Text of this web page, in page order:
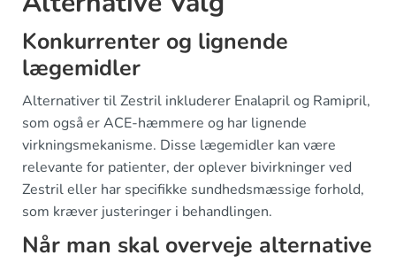
Konkurrenter og lignende
lægemidler
Alternativer til Zestril inkluderer Enalapril og Ramipril,
som også er ACE-hæmmere og har lignende
virkningsmekanisme. Disse lægemidler kan være
relevante for patienter, der oplever bivirkninger ved
Zestril eller har specifikke sundhedsmæssige forhold,
som kræver justeringer i behandlingen.
Når man skal overveje alternative